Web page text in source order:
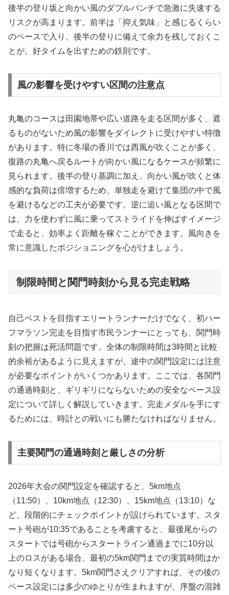
後半の登り坂と向かい風のダブルパンチで急激に失速する
リスクが高まります。前半は「抑え気味」と感じるくらい
のペースで入り、後半の登りに備えて余力を残しておくこ
とが、好タイムを出すための鉄則です。
風の影響を受けやすい区間の注意点
丸亀のコースは田園地帯や広い道路を走る区間が多く、遮
るものがないため風の影響をダイレクトに受けやすい特徴
があります。特に冬場の香川では西風が吹くことが多く、
復路の丸亀へ戻るルートが向かい風になるケースが頻繁に
見られます。後半の登り基調に加え、向かい風が吹くと体
感的な負荷は倍増するため、単独走を避けて集団の中で風
を避けるなどの工夫が必要です。逆に追い風となる区間で
は、力を使わずに風に乗ってストライドを伸ばすイメージ
で走ると、効率よく距離を稼ぐことができます。風向きを
常に意識したポジショニングを心がけましょう。
制限時間と関門時刻から見る完走戦略
自己ベストを目指すエリートランナーだけでなく、初ハー
フマラソン完走を目指す市民ランナーにとっても、関門時
刻の把握は死活問題です。全体の制限時間は3時間と比較
的余裕があるように見えますが、途中の関門設定には注意
が必要なポイントがいくつかあります。ここでは、各関門
の通過時刻と、ギリギリにならないための安全なペース設
定について詳しく解説していきます。完走メダルを手にす
るためには、時計との戦いにも勝たなければなりません。
主要関門の通過時刻と厳しさの分析
2026年大会の関門設定を確認すると、5km地点
（11:50）、10km地点（12:30）、15km地点（13:10）な
ど、段階的にチェックポイントが設けられています。スタ
ート号砲が10:35であることを考慮すると、最後尾からの
スタートでは号砲からスタートライン通過までに10分以
上のロスがある場合、最初の5km関門までの実質時間はか
なり短くなります。5km関門さえクリアすれば、その後の
ペース設定には多少のゆとりが生まれますが、序盤の混雑